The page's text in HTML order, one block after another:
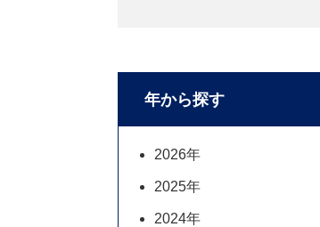
年から探す
2026年
2025年
2024年